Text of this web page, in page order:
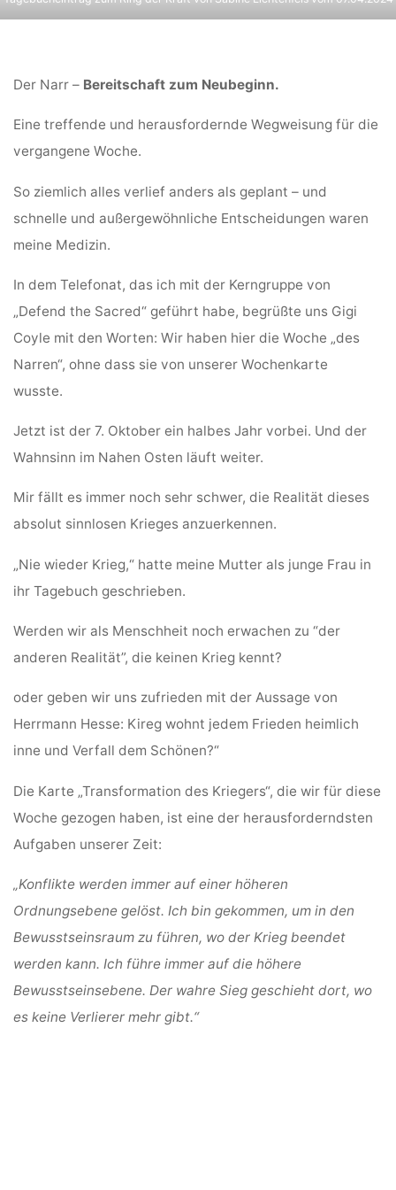
07.04.2024
Der Narr – Bereitschaft zum Neubeginn.
Eine treffende und herausfordernde Wegweisung für die
vergangene Woche.
So ziemlich alles verlief anders als geplant – und
schnelle und außergewöhnliche Entscheidungen waren
meine Medizin.
In dem Telefonat, das ich mit der Kerngruppe von
„Defend the Sacred“ geführt habe, begrüßte uns Gigi
Coyle mit den Worten: Wir haben hier die Woche „des
Narren“, ohne dass sie von unserer Wochenkarte
wusste.
Jetzt ist der 7. Oktober ein halbes Jahr vorbei. Und der
Wahnsinn im Nahen Osten läuft weiter.
Mir fällt es immer noch sehr schwer, die Realität dieses
absolut sinnlosen Krieges anzuerkennen.
„Nie wieder Krieg,“ hatte meine Mutter als junge Frau in
ihr Tagebuch geschrieben.
Werden wir als Menschheit noch erwachen zu “der
anderen Realität”, die keinen Krieg kennt?
oder geben wir uns zufrieden mit der Aussage von
Herrmann Hesse: Kireg wohnt jedem Frieden heimlich
inne und Verfall dem Schönen?“
Die Karte „Transformation des Kriegers“, die wir für diese
Woche gezogen haben, ist eine der herausforderndsten
Aufgaben unserer Zeit:
„Konflikte werden immer auf einer höheren
Ordnungsebene gelöst. Ich bin gekommen, um in den
Bewusstseinsraum zu führen, wo der Krieg beendet
werden kann. Ich führe immer auf die höhere
Bewusstseinsebene. Der wahre Sieg geschieht dort, wo
es keine Verlierer mehr gibt.“